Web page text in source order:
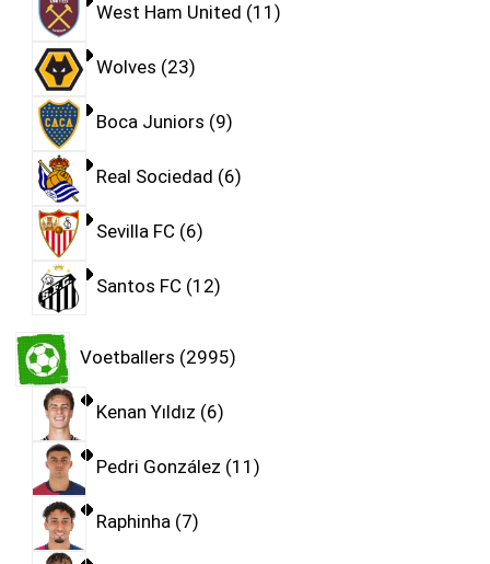
West Ham United 11
Wolves 23
Boca Juniors 9
Real Sociedad 6
Sevilla FC 6
Santos FC 12
Voetballers 2995
Kenan Yıldız 6
Pedri González 11
Raphinha 7